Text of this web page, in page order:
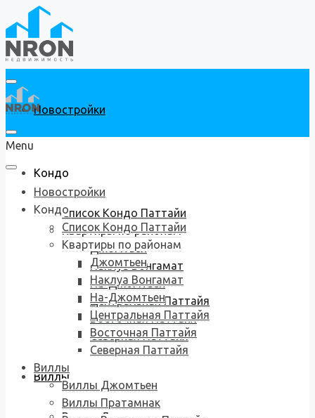
Новостройки
Кондо
Список Кондо Паттайи
Квартиры по районам
Джомтьен
Наклуа Вонгамат
На-Джомтьен
Центральная Паттайя
Восточная Паттайя
Северная Паттайя
Виллы
Menu
Новостройки
Кондо
Список Кондо Паттайи
Квартиры по районам
Джомтьен
Наклуа Вонгамат
На-Джомтьен
Центральная Паттайя
Восточная Паттайя
Северная Паттайя
Виллы
Виллы Джомтьен
Виллы Пратамнак